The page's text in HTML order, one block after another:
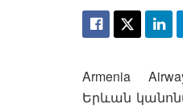
Armenia
Երևան